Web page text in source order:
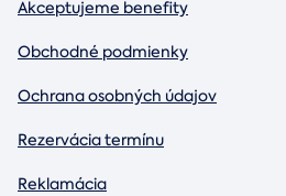
Akceptujeme benefity
Obchodné podmienky
Ochrana osobných údajov
Rezervácia termínu
Reklamácia